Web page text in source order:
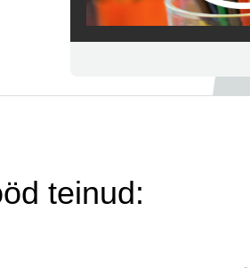
teinud: